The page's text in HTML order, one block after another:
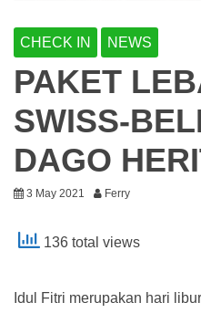
CHECK IN NEWS
PAKET
SWISS-
DAGO
3 May 2021 Ferry
136 total views
Idul Fitri merupakan hari